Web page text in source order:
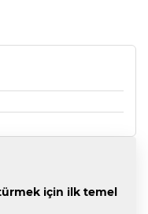
için ilk temel